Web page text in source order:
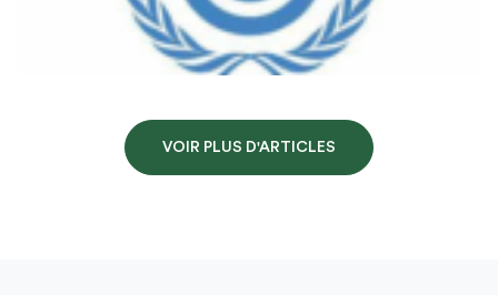
VOIR PLUS D'ARTICLES